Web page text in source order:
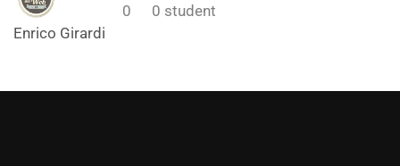
Enrico Girardi
0 0 student